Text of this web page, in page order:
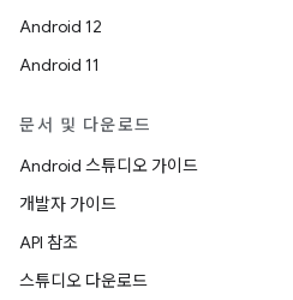
Android 12
Android 11
문서 및 다운로드
Android 스튜디오 가이드
개발자 가이드
API 참조
스튜디오 다운로드